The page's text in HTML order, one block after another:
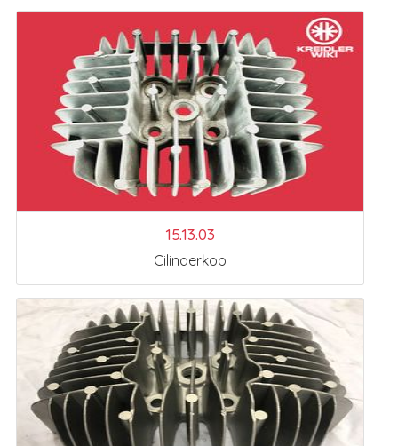
15.13.03
Cilinderkop